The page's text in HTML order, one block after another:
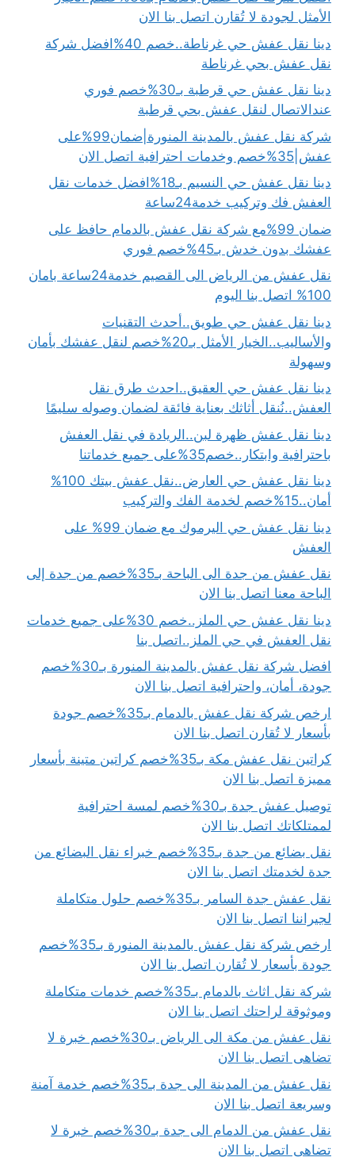
الأمثل لجودة لا تُقارن اتصل بنا الان
دينا نقل عفش حي غرناطة..خصم 40%افضل شركة
نقل عفش بحي غرناطة
دينا نقل عفش حي قرطبة بـ30%خصم فوري
عندالاتصال لنقل عفش بحي قرطبة
شركة نقل عفش بالمدينة المنورة|ضمان99%على
عفش|35%خصم وخدمات احترافية اتصل الان
دينا نقل عفش حي النسيم بـ18%افضل خدمات نقل
العفش فك وتركيب خدمة24ساعة
ضمان 99%مع شركة نقل عفش بالدمام حافظ على
عفشك بدون خدش بـ45%خصم فوري
نقل عفش من الرياض الى القصيم خدمة24ساعة بامان
100% اتصل بنا اليوم
دينا نقل عفش حي طويق..أحدث التقنيات
والأساليب..الخيار الأمثل بـ20%خصم لنقل عفشك بأمان
وسهولة
دينا نقل عفش حي العقيق..احدث طرق نقل
العفش..نُنقل أثاثك بعناية فائقة لضمان وصوله سليمًا
دينا نقل عفش ظهرة لبن..الريادة في نقل العفش
باحترافية وابتكار..خصم35%على جميع خدماتنا
دينا نقل عفش حي العارض..نقل عفش بيتك 100%
أمان..15%خصم لخدمة الفك والتركيب
دينا نقل عفش حي اليرموك مع ضمان 99% على
العفش
نقل عفش من جدة الى الباحة بـ35%خصم من جدة إلى
الباحة معنا اتصل بنا الان
دينا نقل عفش حي الملز..خصم 30%على جميع خدمات
نقل العفش في حي الملز..اتصل بنا
افضل شركة نقل عفش بالمدينة المنورة بـ30%خصم
جودة، أمان، واحترافية اتصل بنا الان
ارخص شركة نقل عفش بالدمام بـ35%خصم جودة
بأسعار لا تُقارن اتصل بنا الان
كراتين نقل عفش مكة بـ35%خصم كراتين متينة بأسعار
مميزة اتصل بنا الان
توصيل عفش جدة بـ30%خصم لمسة احترافية
لممتلكاتك اتصل بنا الان
نقل بضائع من جدة بـ35%خصم خبراء نقل البضائع من
جدة لخدمتك اتصل بنا الان
نقل عفش جدة السامر بـ35%خصم حلول متكاملة
لجيراننا اتصل بنا الان
ارخص شركة نقل عفش بالمدينة المنورة بـ35%خصم
جودة بأسعار لا تُقارن اتصل بنا الان
شركة نقل اثاث بالدمام بـ35%خصم خدمات متكاملة
وموثوقة لراحتك اتصل بنا الان
نقل عفش من مكة الى الرياض بـ30%خصم خبرة لا
تضاهى اتصل بنا الان
نقل عفش من المدينة الى جدة بـ35%خصم خدمة آمنة
وسريعة اتصل بنا الان
نقل عفش من الدمام الى جدة بـ30%خصم خبرة لا
تضاهى اتصل بنا الان